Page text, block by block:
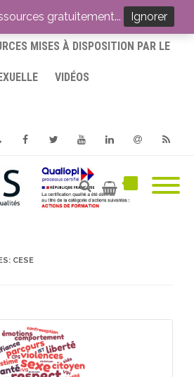
MISES À DISPOSITION PAR LE
VIDÉOS
FacebookTwitterYoutube
CESE
gratuitement... Ignorer